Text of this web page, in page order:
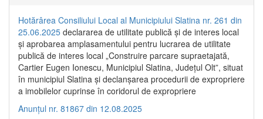
Hotărârea Consiliului Local al Municipiului Slatina nr. 261 din
25.06.2025 declararea de utilitate publică și de interes local
și aprobarea amplasamentului pentru lucrarea de utilitate
publică de interes local „Construire parcare supraetajată,
Cartier Eugen Ionescu, Municipiul Slatina, Județul Olt”, situat
în municipiul Slatina și declanșarea procedurii de expropriere
a imobilelor cuprinse în coridorul de expropriere
Anunțul nr. 81867 din 12.08.2025